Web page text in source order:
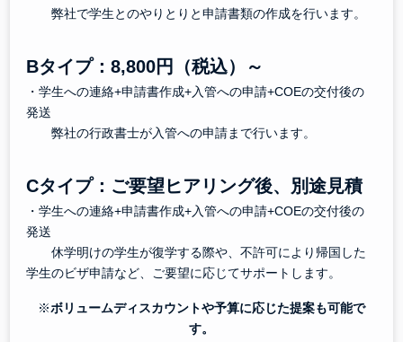
弊社で学生とのやりとりと申請書類の作成を行います。
Bタイプ：8,800円（税込）～
・学生への連絡+申請書作成+入管への申請+COEの交付後の
発送
弊社の行政書士が入管への申請まで行います。
Cタイプ：ご要望ヒアリング後、別途見積
・学生への連絡+申請書作成+入管への申請+COEの交付後の
発送
休学明けの学生が復学する際や、不許可により帰国した
学生のビザ申請など、ご要望に応じてサポートします。
※ボリュームディスカウントや予算に応じた提案も可能で
す。